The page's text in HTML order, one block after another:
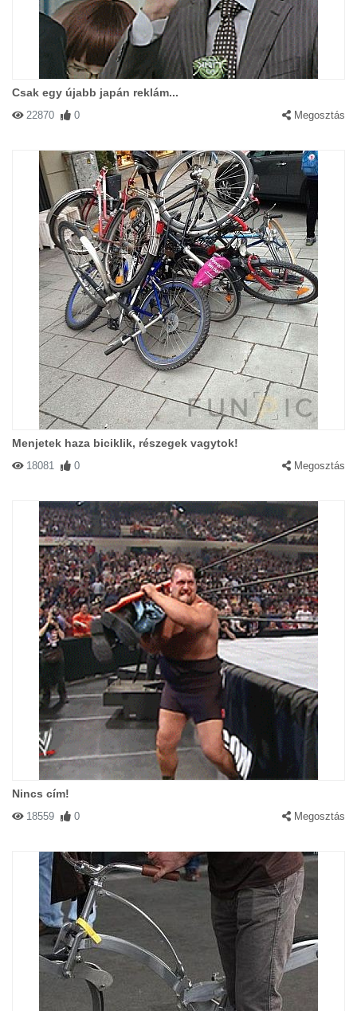
Csak egy újabb japán reklám...
22870 0 Megosztás
Menjetek haza biciklik, részegek vagytok!
18081 0 Megosztás
Nincs cím!
18559 0 Megosztás